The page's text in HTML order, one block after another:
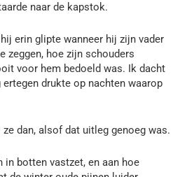
naar de kapstok.
erin glipte wanneer hij zijn vader
zeggen, hoe zijn schouders
voor hem bedoeld was. Ik dacht
ertegen drukte op nachten waarop
ze dan, alsof dat uitleg genoeg was.
in botten vastzet, en aan hoe